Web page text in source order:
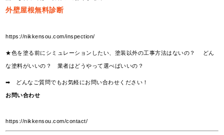
外壁屋根無料診断
https://nikkensou.com/inspection/
★色を塗る前にシミュレーションしたい、塗装以外の工事方法はないの？ どん
な塗料がいいの？ 業者はどうやって選べばいいの？
➡ どんなご質問でもお気軽にお問い合わせください！
お問い合わせ
https://nikkensou.com/contact/